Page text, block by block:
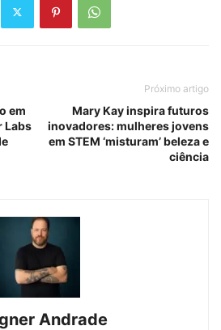
em
Labs
Próximo artigo
Mary Kay inspira futuros
inovadores: mulheres jovens
em STEM ‘misturam’ beleza e
ciência
Andrade